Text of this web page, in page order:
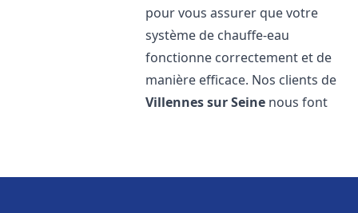
pour vous assurer que votre
système de chauffe-eau
fonctionne correctement et de
manière efficace. Nos clients de
Villennes sur Seine nous font